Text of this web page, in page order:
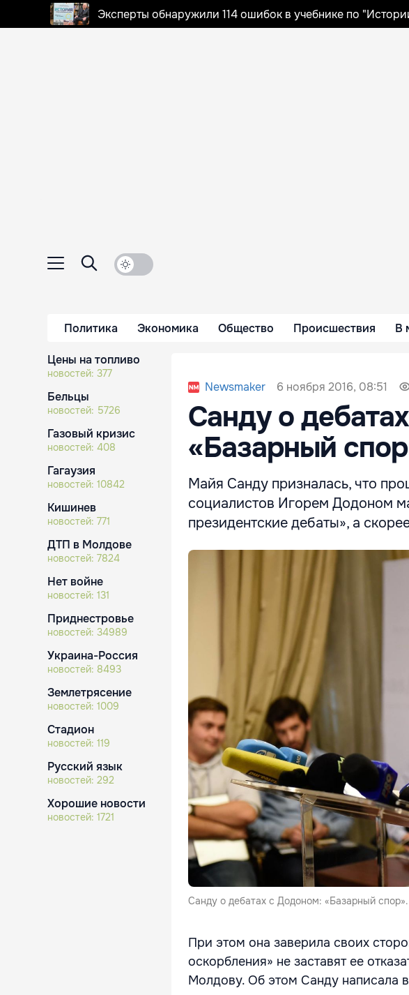
Эксперты обнаружили 114 ошибок в учебнике по
Политика Экономика Общество Происшествия В
Цены на топливо
новостей: 377
Бельцы
новостей: 5726
Газовый кризис
новостей: 408
Гагаузия
новостей: 10842
Кишинев
новостей: 771
ДТП в Молдове
новостей: 7824
Нет войне
новостей: 131
Приднестровье
новостей: 34989
Украина-Россия
новостей: 8493
Землетрясение
новостей: 1009
Стадион
новостей: 119
Русский язык
новостей: 292
Хорошие новости
новостей: 1721
Newsmaker 6 ноября 2016, 08:51
Санду о
«Базарный
Майя Санду призналась, что
социалистов Игорем Додоном
президентские дебаты», а
Санду о дебатах с Додоном: «Базарный спор».
При этом она заверила своих
оскорбления» не заставят ее
Молдову. Об этом Санду написала